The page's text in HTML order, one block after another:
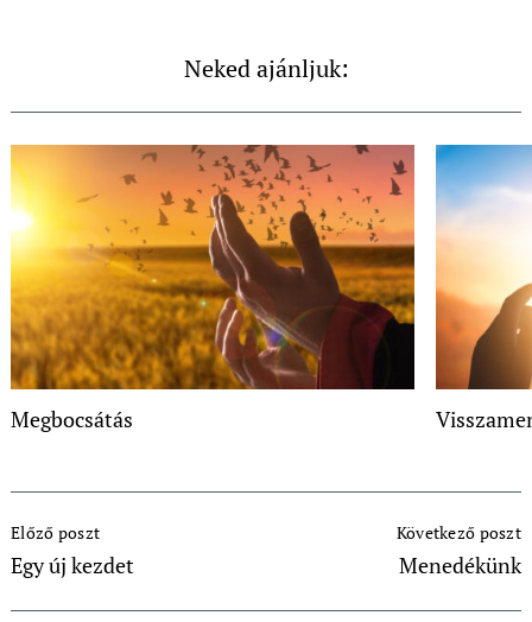
Neked ajánljuk:
Megbocsátás
Navigation
Előző poszt
Egy új kezdet
Következő poszt
Menedékünk